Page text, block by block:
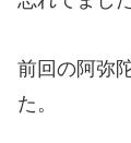
前回の阿弥
た。